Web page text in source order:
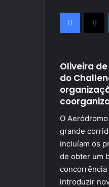
X
Oliveira
do
O
grande
incluíam os
de obter um
concorrência
introduzir